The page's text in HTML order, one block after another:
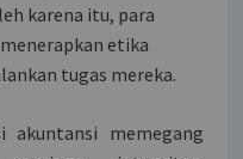
karena itu, para
etika
tugas mereka.
memegang